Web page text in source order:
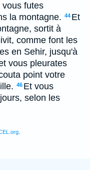
vous futes
la montagne. 44 Et
sortit à
comme font les
en Sehir, jusqu'à
vous pleurates
point votre
46 Et vous
selon les